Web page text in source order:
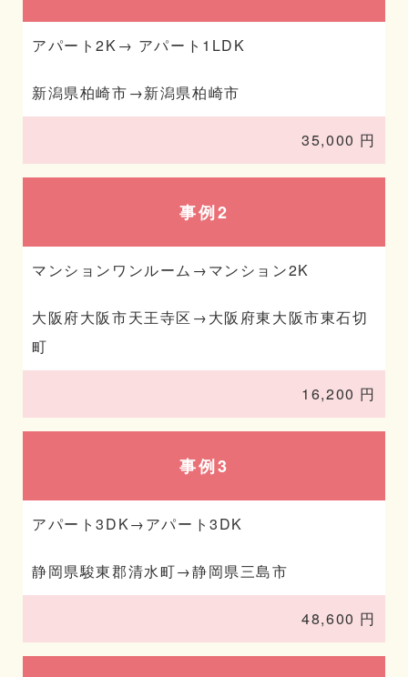
アパート2K→ アパート1LDK
新潟県柏崎市→新潟県柏崎市
35,000 円
事例2
マンションワンルーム→マンション2K
大阪府大阪市天王寺区→大阪府東大阪市東石切
町
16,200 円
事例3
アパート3DK→アパート3DK
静岡県駿東郡清水町→静岡県三島市
48,600 円